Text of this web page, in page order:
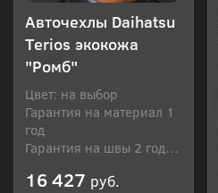
Авточехлы Daihatsu
Terios экокожа
"Ромб"
Цвет: на выбор
Гарантия на материал 1
год
Гарантия на швы 2 года
16 427 руб.